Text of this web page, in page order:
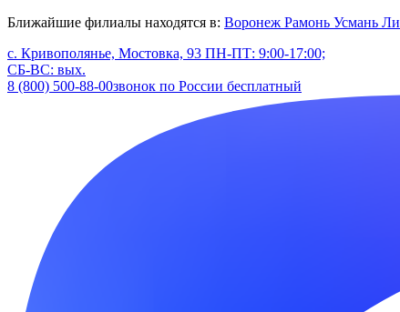
Ближайшие филиалы находятся в: Воронеж Рамонь Усмань
с. Кривополянье, Мостовка, 93 ПН-ПТ: 9:00-17:00;
СБ-ВС: вых.
8 (800) 500-88-00звонок по России бесплатный